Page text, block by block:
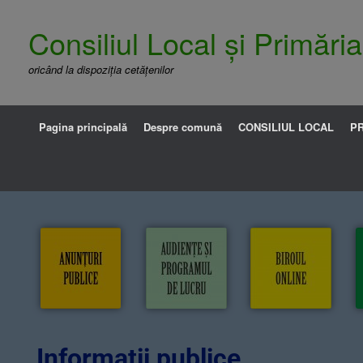
Consiliul Local și
oricând la dispoziția cetățenilor
Pagina principală Despre comună CONSILIUL LOCAL